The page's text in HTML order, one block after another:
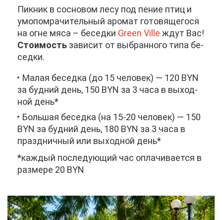
Пик­ник в сос­но­вом ле­су под пе­ние птиц и
умо­по­мра­чи­тель­ный аро­мат го­то­вя­ще­го­ся
на огне мя­са – бе­сед­ки Green Ville ждут Вас!
Сто­и­мость за­ви­сит от вы­бран­но­го ти­па бе­
сед­ки.
Ма­лая бе­сед­ка (до 15 че­ло­век) — 120 BYN
за буд­ний день, 150 BYN за 3 ча­са в вы­ход­
ной день*
Боль­шая бе­сед­ка (на 15-20 че­ло­век) — 150
BYN за буд­ний день, 180 BYN за 3 ча­са в
празд­нич­ный или вы­ход­ной день*
*каж­дый по­сле­ду­ю­щий час опла­чи­ва­ет­ся в
раз­ме­ре 20 BYN